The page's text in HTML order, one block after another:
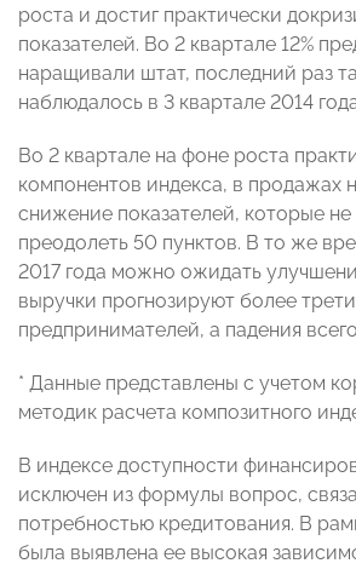
роста и достиг практически
показателей. Во 2 квартале 12%
наращивали штат, последний раз
наблюдалось в 3 квартале 2014
Во 2 квартале на фоне роста
компонентов индекса, в продажах
снижение показателей, которые не
преодолеть 50 пунктов. В то же
2017 года можно ожидать
выручки прогнозируют более трети
предпринимателей, а падения всего
* Данные представлены с учетом
методик расчета композитного
В индексе доступности
исключен из формулы вопрос,
потребностью кредитования. В
была выявлена ее высокая